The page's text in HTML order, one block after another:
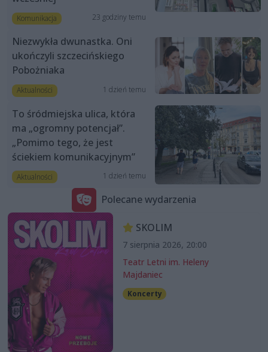
Komunikacja 23 godziny temu
Niezwykła dwunastka. Oni
ukończyli szczecińskiego
Pobożniaka
Aktualności 1 dzień temu
To śródmiejska ulica, która
ma „ogromny potencjał”.
„Pomimo tego, że jest
ściekiem komunikacyjnym”
Aktualności 1 dzień temu
Polecane wydarzenia
SKOLIM
7 sierpnia 2026, 20:00
Teatr Letni im. Heleny
Majdaniec
Koncerty